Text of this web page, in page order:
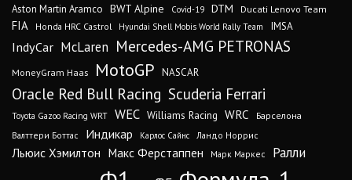
Aston Martin Aramco BWT Alpine Covid-19 DTM Ducati Lenovo Team
FIA Honda HRC Castrol Hyundai Shell Mobis World Rally Team IMSA
IndyCar McLaren Mercedes-AMG PETRONAS
MoneyGram Haas MotoGP NASCAR
Oracle Red Bull Racing Scuderia Ferrari
Toyota Gazoo Racing WRT WEC Williams Racing WRC
Барселона
Валттери Боттас
Индикар Карлос Сайнс Ландо Норрис
Льюис Хэмилтон Макс Ферстаппен Марк Маркес Ралли